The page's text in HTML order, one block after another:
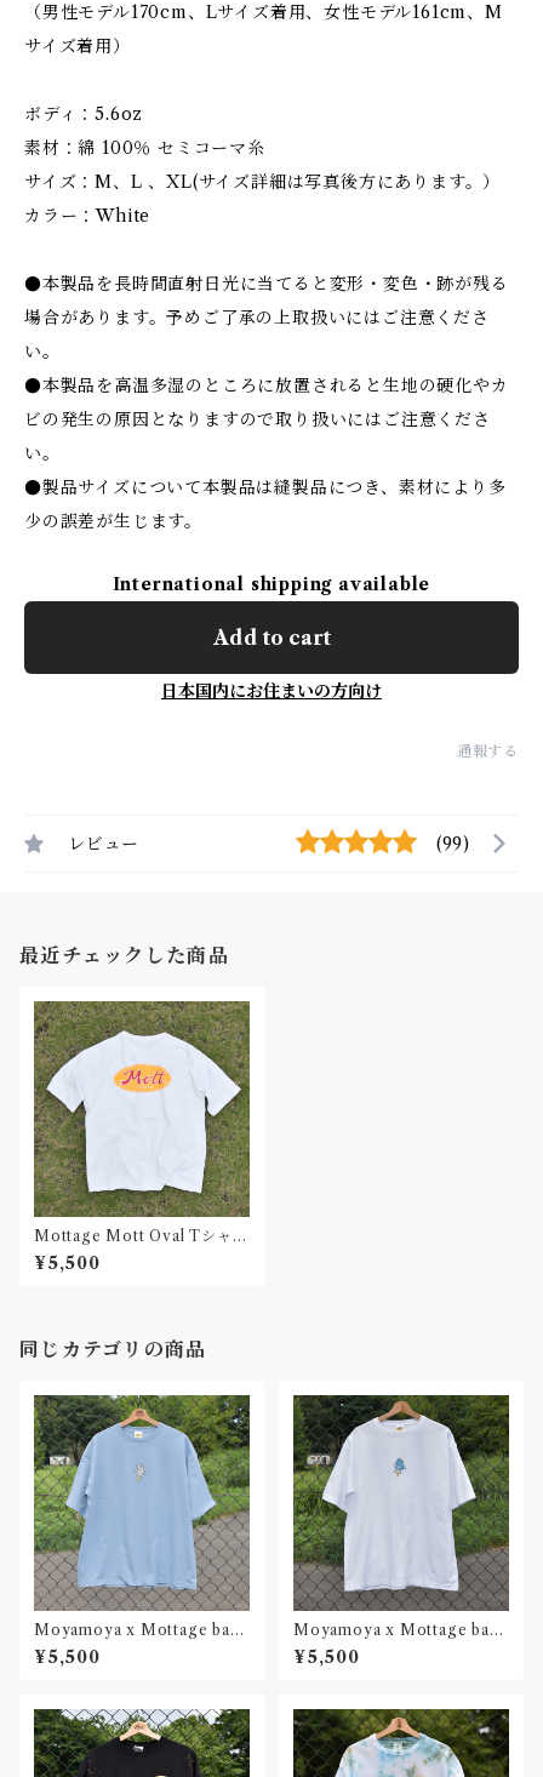
（男性モデル170cm、Lサイズ着用、女性モデル161cm、M
サイズ着用）
ボディ：5.6oz
素材：綿 100％ セミコーマ糸
サイズ：M、L 、XL(サイズ詳細は写真後方にあります。）
カラー：White
●本製品を長時間直射日光に当てると変形・変色・跡が残る
場合があります。予めご了承の上取扱いにはご注意くださ
い。
●本製品を高温多湿のところに放置されると生地の硬化やカ
ビの発生の原因となりますので取り扱いにはご注意くださ
い。
●製品サイズについて本製品は縫製品につき、素材により多
少の誤差が生じます。
International shipping available
Add to cart
日本国内にお住まいの方向け
通報する
レビュー (99)
最近チェックした商品
Mottage Mott Oval Tシャツ
White Unisex
¥5,500
同じカテゴリの商品
Moyamoya x Mottage bad
weather Tシャツ Water Uni
sex
¥5,500
Moyamoya x Mottage bad
weather Tシャツ White Uni
sex
¥5,500